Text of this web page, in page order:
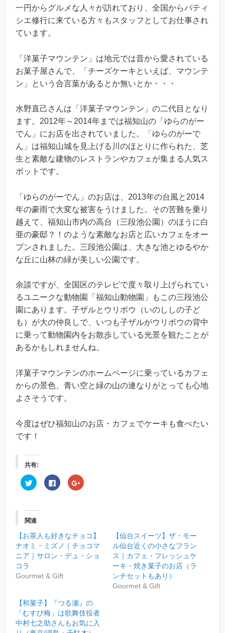
一円からグルメな人々が訪れており、全国からパティ
シエ修行に来ている方々もスタッフとしてお仕事され
ています。
「洋菓子マウンテン」は地元では昔から愛されている
お菓子屋さんで、「チーズケーキといえば、マウンテ
ン」という合言葉があるとか無いとか・・・
水野直己さんは「洋菓子マウンテン」の二代目となり
ます。2012年～2014年までは福知山の「ゆらのがー
でん」にお店を出されていました。「ゆらのがーで
ん」は福知山城を見上げる川のほとりに作られた、芝
生と素敵な建物のレストランやカフェが集まる人気ス
ポットです。
「ゆらのがーでん」のお店は、2013年の台風と2014
年の豪雨で大変な被害をうけました。その苦難を乗り
越えて、福知山市内の高台（三段池公園）のほうに白
亜の豪邸？！のような素敵なお店と広いカフェをオー
プンされました。三段池公園は、大きな池とゆるやか
な丘に山林の緑が美しい公園です。
余談ですが、全国区のテレビで度々取り上げられてい
るユニークな動物園「福知山動物園」もこの三段池公
園にあります。子ザルとウリボウ（いのししの子ど
も）が大の仲良しで、いつも子ザルがウリボウの背中
に乗って動物園内をお散歩している光景を観たことが
あるかもしれませんね。
洋菓子マウンテンのホームページに乗っているカフェ
からの景色、青い空と緑の山の連なりがとっても心地
よさそうです。
今度はぜひ福知山のお店・カフェでケーキも食べたい
です！
共有:
ク
リ
て
T
w
t
t
e
r
で
(
ウ
ィ
ン
ド
ウ
で
F
a
共
有
す
る
に
リ
て
く
だ
さ
い
(
ク
リ
g
l
e
で
ウ
ィ
ン
ド
ウ
で
関連
【お茶人も好きなチョコ】
ナオミ・ミズノ｜チョコマ
ニア｜サロン・デュ・ショ
コラ
Gourmet & Gift
【仙台スイーツ】ザ・モー
ル仙台近くの小さなフラン
ス｜カフェ・フレッシュケ
ーキ・焼き菓子のお店（ラ
ンチセットもあり）
Gourmet & Gift
【和菓子】『つる瀬』の
「むすび梅」は歌舞伎役者
中村七之助さんもお気に入